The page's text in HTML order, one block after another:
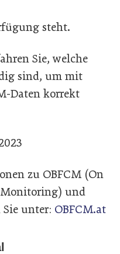
steht.
Sie, welche
sind, um mit
Daten korrekt
zu OBFCM (On
Monitoring) und
unter: OBFCM.at